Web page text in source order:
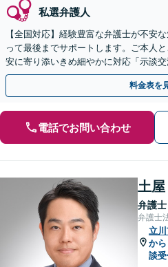
私選弁護人
【全国対応】経験豊富な弁護士が不安
って最後までサポートします。ご本人
安に寄り添いきめ細やかに対応「示談
盗撮／暴行・傷害／窃盗／薬物」【完
料金表を
電話でお問い合わせ
土
弁護士
弁護士
立
か
談